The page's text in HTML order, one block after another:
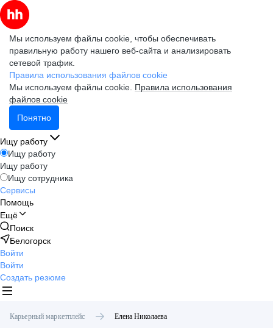
Мы используем файлы cookie, чтобы обеспечивать
правильную работу нашего веб-сайта и анализировать
сетевой трафик.
Правила использования файлов cookie
Мы используем файлы cookie. Правила использования
файлов cookie
Понятно
Ищу работу
Ищу работу
Ищу работу
Ищу сотрудника
Сервисы
Помощь
Ещё
Поиск
Белогорск
Войти
Войти
Создать резюме
Карьерный маркетплейс Елена Николаева